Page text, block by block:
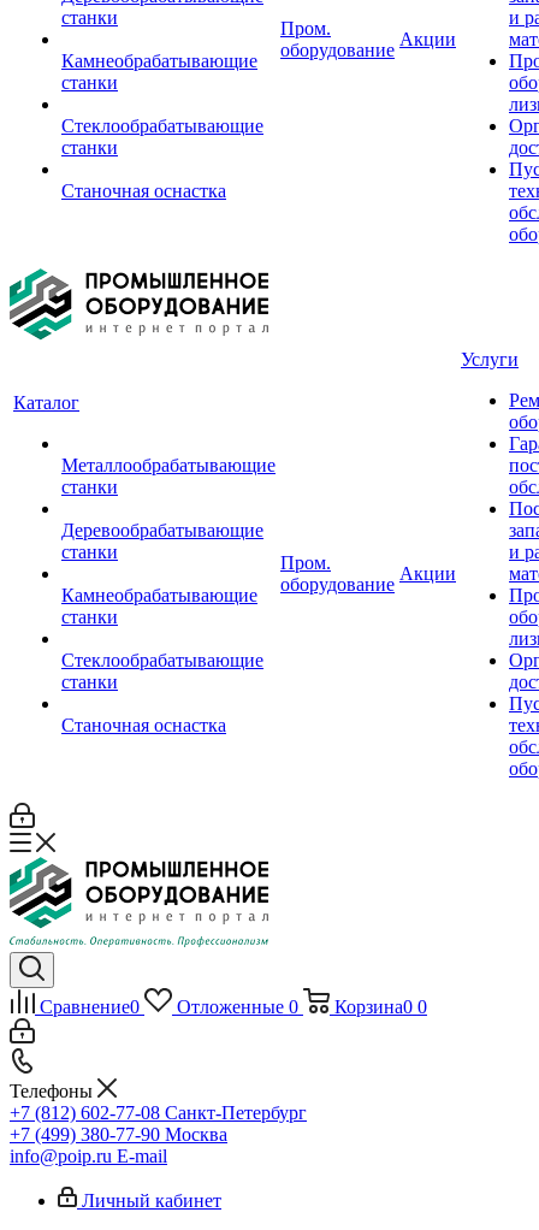
станки
Камнеобрабатывающие
станки
Стеклообрабатывающие
станки
Станочная оснастка
Пром.
оборудование
Акции
и
Каталог
Металлообрабатывающие
станки
Деревообрабатывающие
станки
Камнеобрабатывающие
станки
Стеклообрабатывающие
станки
Станочная оснастка
Пром.
оборудование
Акции
Услуги
и
Сравнение0 Отложенные 0 Корзина0 0
Телефоны
+7 (812) 602-77-08 Санкт-Петербург
+7 (499) 380-77-90 Москва
info@poip.ru E-mail
Личный кабинет